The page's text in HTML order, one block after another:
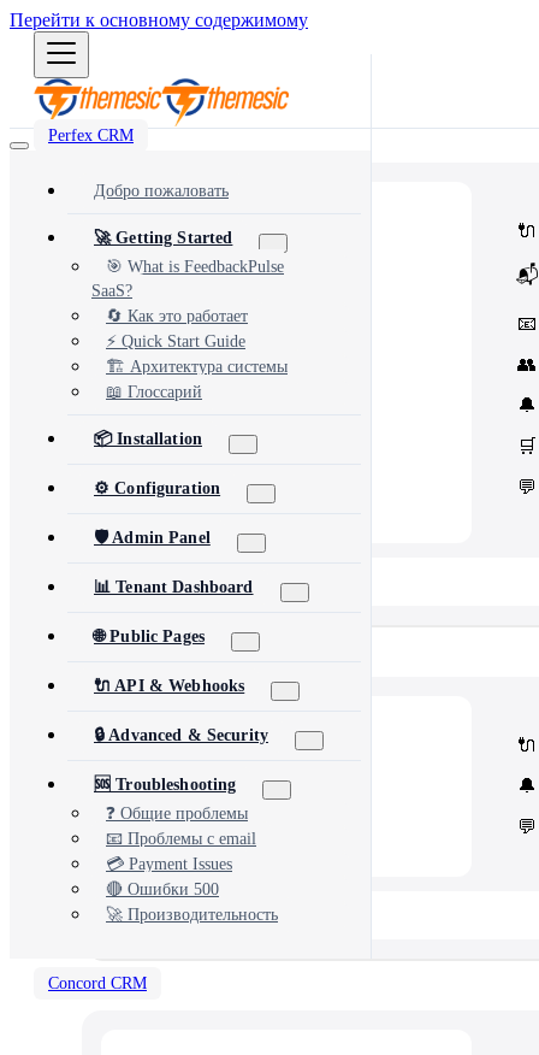
Перейти к основному содержимому
Perfex CRM
Most popular modules and add-ons
🔗Integrations
Third-party services & APIs
Workflow automation & dev tools
🎨Themes & Security
UI customization & protection
🔌
📬
📧
👥
🔔
🛒
💬
📂 View All 40+ Modules →
Rise CRM
🧩Modules
Core Rise CRM extensions
⚙️
Security and third-party tools
🔌
🔔
💬
📂 View All 5 Plugins →
Concord CRM
Добро пожаловать
🚀 Getting Started
🎯 What is FeedbackPulse
SaaS?
🔄 Как это работает
⚡ Quick Start Guide
🏗️ Архитектура системы
📖 Глоссарий
📦 Installation
⚙️ Configuration
🛡️ Admin Panel
📊 Tenant Dashboard
🌐 Public Pages
🔌 API & Webhooks
🔒 Advanced & Security
🆘 Troubleshooting
❓ Общие проблемы
📧 Проблемы с email
💳 Payment Issues
🔴 Ошибки 500
🚀 Производительность